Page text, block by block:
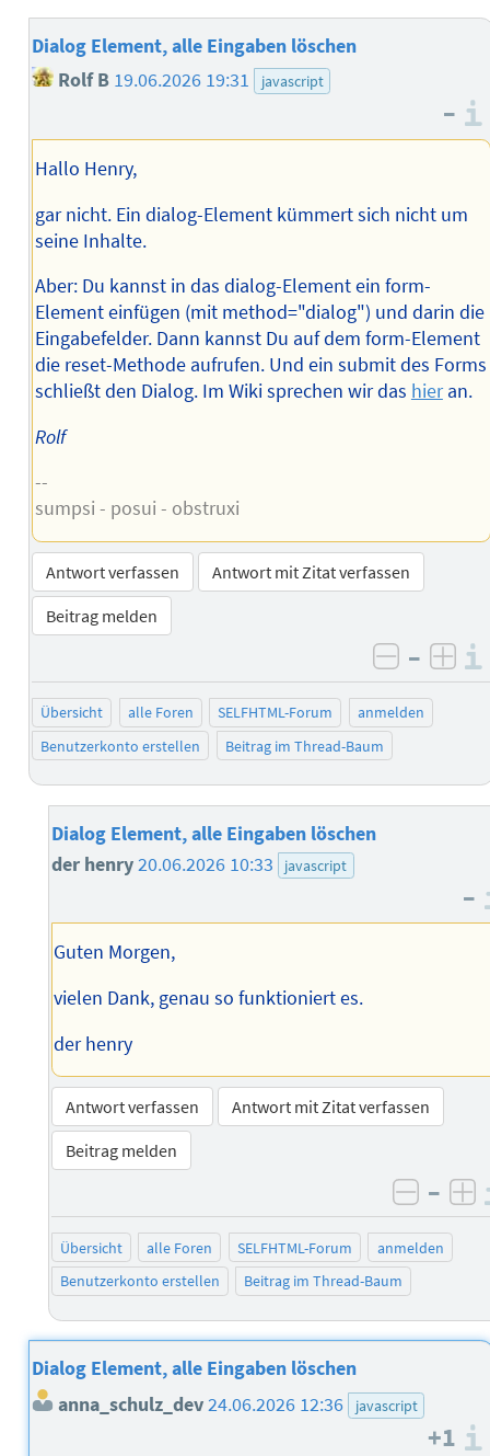
Dialog Element, alle Eingaben löschen
Rolf B 19.06.2026 19:31 javascript
–
Hallo Henry,
gar nicht. Ein dialog-Element kümmert sich nicht um
seine Inhalte.
Aber: Du kannst in das dialog-Element ein form-
Element einfügen (mit method="dialog") und darin die
Eingabefelder. Dann kannst Du auf dem form-Element
die reset-Methode aufrufen. Und ein submit des Forms
schließt den Dialog. Im Wiki sprechen wir das hieran.
Rolf
--
sumpsi - posui - obstruxi
Antwort verfassen
Antwort mit Zitat verfassen
Beitrag melden
negativ
–
Übersicht alle Foren SELFHTML-Forum
anmelden
Benutzerkonto erstellen
Beitrag im Thread-Baum
Dialog Element, alle Eingaben löschen
der henry20.06.2026 10:33 javascript
–
Guten Morgen,
vielen Dank, genau so funktioniert es.
der henry
Antwort verfassen
Antwort mit Zitat verfassen
Beitrag melden
–
Übersicht alle Foren SELFHTML-Forum
anmelden
Benutzerkonto erstellen
Beitrag im Thread-Baum
Dialog Element, alle Eingaben löschen
anna_schulz_dev24.06.2026 12:36 javascript
+1